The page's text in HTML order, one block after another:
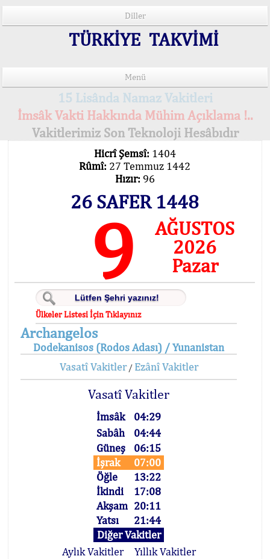
Diller
TÜRKİYE TAKVİMİ
Menü
15 Lisânda Namaz Vakitleri
İmsâk Vakti Hakkında Mühim Açıklama !..
Vakitlerimiz Son Teknoloji Hesâbıdır
Hicrî Şemsî: 1404
Rûmî: 27 Temmuz 1442
Hızır: 96
26 SAFER 1448
9
AĞUSTOS
2026
Pazar
Ülkeler Listesi İçin Tıklayınız
Archangelos
Dodekanisos (Rodos Adası) / Yunanistan
Vasatî Vakitler/ Ezânî Vakitler
Vasatî Vakitler
İmsâk
04:29
Sabâh
04:44
Güneş
06:15
İşrak
07:00
Öğle
13:22
İkindi
17:08
Akşam 20:11
Yatsı
21:44
Diğer Vakitler
Aylık Vakitler
Yıllık Vakitler